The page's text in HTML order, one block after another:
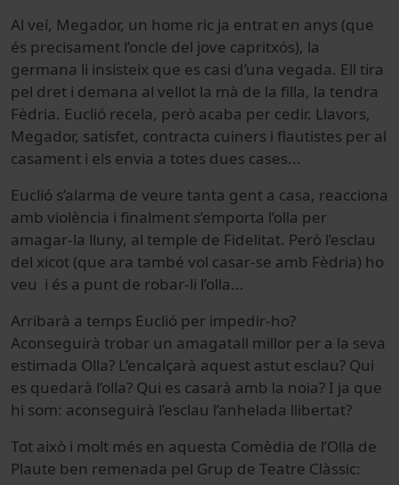
Al veí, Megador, un home ric ja entrat en anys (que
és precisament l’oncle del jove capritxós), la
germana li insisteix que es casi d’una vegada. Ell tira
pel dret i demana al vellot la mà de la filla, la tendra
Fèdria. Euclió recela, però acaba per cedir. Llavors,
Megador, satisfet, contracta cuiners i flautistes per al
casament i els envia a totes dues cases...
Euclió s’alarma de veure tanta gent a casa, reacciona
amb violència i finalment s’emporta l’olla per
amagar-la lluny, al temple de Fidelitat. Però l’esclau
del xicot (que ara també vol casar-se amb Fèdria) ho
veu i és a punt de robar-li l’olla...
Arribarà a temps Euclió per impedir-ho?
Aconseguirà trobar un amagatall millor per a la seva
estimada Olla? L’encalçarà aquest astut esclau? Qui
es quedarà l’olla? Qui es casarà amb la noia? I ja que
hi som: aconseguirà l’esclau l’anhelada llibertat?
Tot això i molt més en aquesta Comèdia de l’Olla de
Plaute ben remenada pel Grup de Teatre Clàssic: